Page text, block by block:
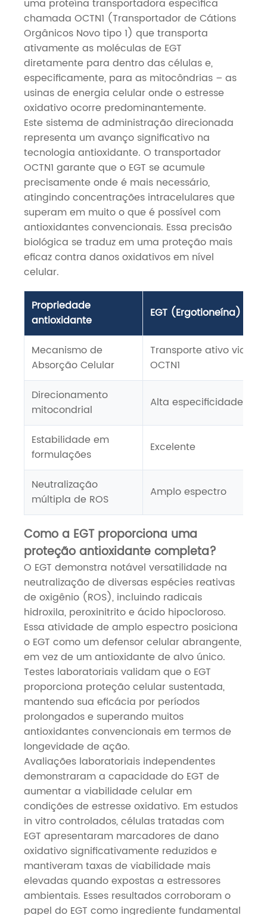
uma proteína transportadora específica
chamada OCTN1 (Transportador de Cátions
Orgânicos Novo tipo 1) que transporta
ativamente as moléculas de EGT
diretamente para dentro das células e,
especificamente, para as mitocôndrias – as
usinas de energia celular onde o estresse
oxidativo ocorre predominantemente.
Este sistema de administração direcionada
representa um avanço significativo na
tecnologia antioxidante. O transportador
OCTN1 garante que o EGT se acumule
precisamente onde é mais necessário,
atingindo concentrações intracelulares que
superam em muito o que é possível com
antioxidantes convencionais. Essa precisão
biológica se traduz em uma proteção mais
eficaz contra danos oxidativos em nível
celular.
Propriedade
antioxidante
EGT (Ergotioneína)
Mecanismo de
Absorção Celular
Transporte ativo via
OCTN1
Direcionamento
mitocondrial
Alta especificidade
Estabilidade em
formulações
Excelente
Neutralização
múltipla de ROS
Amplo espectro
Como a EGT proporciona uma
proteção antioxidante completa?
O EGT demonstra notável versatilidade na
neutralização de diversas espécies reativas
de oxigênio (ROS), incluindo radicais
hidroxila, peroxinitrito e ácido hipocloroso.
Essa atividade de amplo espectro posiciona
o EGT como um defensor celular abrangente,
em vez de um antioxidante de alvo único.
Testes laboratoriais validam que o EGT
proporciona proteção celular sustentada,
mantendo sua eficácia por períodos
prolongados e superando muitos
antioxidantes convencionais em termos de
longevidade de ação.
Avaliações laboratoriais independentes
demonstraram a capacidade do EGT de
aumentar a viabilidade celular em
condições de estresse oxidativo. Em estudos
in vitro controlados, células tratadas com
EGT apresentaram marcadores de dano
oxidativo significativamente reduzidos e
mantiveram taxas de viabilidade mais
elevadas quando expostas a estressores
ambientais. Esses resultados corroboram o
papel do EGT como ingrediente fundamental